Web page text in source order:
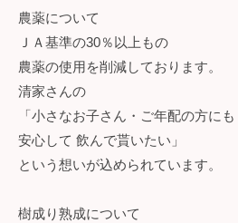
農薬について
ＪＡ基準の30％以上もの
農薬の使用を削減しております。
清家さんの
「小さなお子さん・ご年配の方にも
安心して 飲んで貰いたい」
という想いが込められています。
樹成り熟成について